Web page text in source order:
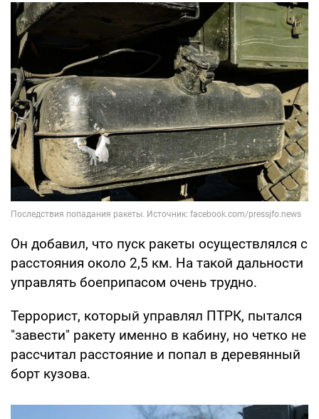
Он добавил, что пуск ракеты осуществлялся с
расстояния около 2,5 км. На такой дальности
управлять боеприпасом очень трудно.
Террорист, который управлял ПТРК, пытался
"завести" ракету именно в кабину, но четко не
рассчитал расстояние и попал в деревянный
борт кузова.